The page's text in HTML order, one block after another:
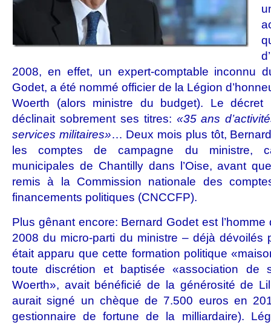
2008, en effet, un expert-comptable inconnu
Godet, a été nommé officier de la Légion
Woerth (alors ministre du budget). Le
déclinait sobrement ses titres: «35 ans
services militaires»… Deux mois plus tôt,
les comptes de campagne du ministre,
municipales de Chantilly dans l’Oise, avant
remis à la Commission nationale des
financements politiques (CNCCFP).
Plus gênant encore: Bernard Godet est
2008 du micro-parti du ministre – déjà dévoilés
était apparu que cette formation politique
toute discrétion et baptisée «association de
Woerth», avait bénéficié de la générosité de
aurait signé un chèque de 7.500 euros en
gestionnaire de fortune de la milliardaire).